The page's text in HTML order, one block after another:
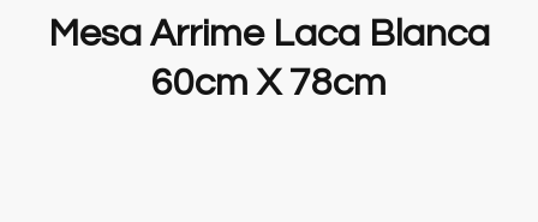
Mesa Arrime Laca Blanca
60cm X 78cm